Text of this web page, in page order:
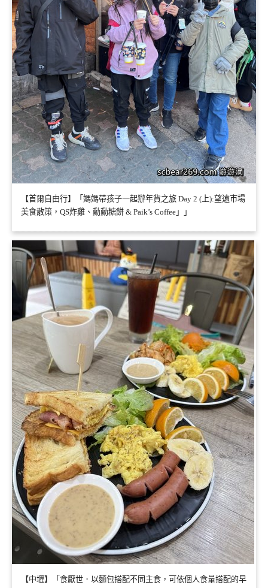
【首爾自由行】「媽媽帶孩子一起辦年貨之旅 Day 2 (上):望遠市場
美食散策，QS炸雞、勳勳糖餅 & Paik’s Coffee」」
【中壢】「食厭世．以麵包搭配不同主食，可依個人食量搭配的早